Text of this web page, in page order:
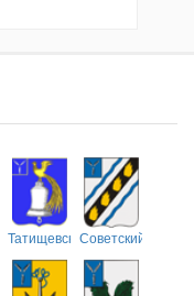
ТатищевскийСоветский